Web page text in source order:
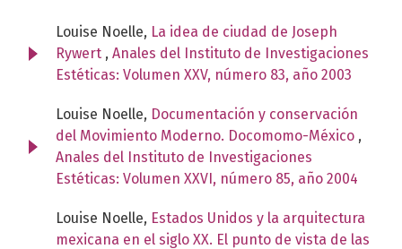
Louise Noelle, La idea de ciudad de Joseph
Rywert , Anales del Instituto de Investigaciones
Estéticas: Volumen XXV, número 83, año 2003
Louise Noelle, Documentación y conservación
del Movimiento Moderno. Docomomo-México ,
Anales del Instituto de Investigaciones
Estéticas: Volumen XXVI, número 85, año 2004
Louise Noelle, Estados Unidos y la arquitectura
mexicana en el siglo XX. El punto de vista de las